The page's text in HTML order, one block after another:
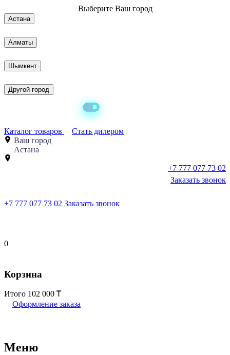
Выберите Ваш город
Астана
Алматы
Шымкент
Другой город
Каталог товаров
Стать дилером
Ваш город
Астана
+7 777 077 73 02
Заказать звонок
+7 777 077 73 02 Заказать звонок
0
Корзина
Итого 102 000
Оформление заказа
Меню